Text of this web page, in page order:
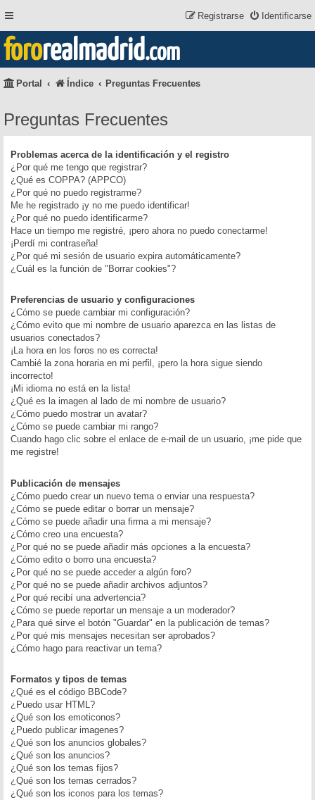
Identificarse
Registrarse
fororealmadrid.com
Portal Índice Preguntas Frecuentes
Preguntas Frecuentes
Problemas acerca de la identificación y el registro
¿Por qué me tengo que registrar?
¿Qué es COPPA? (APPCO)
¿Por qué no puedo registrarme?
Me he registrado ¡y no me puedo identificar!
¿Por qué no puedo identificarme?
Hace un tiempo me registré, ¡pero ahora no puedo conectarme!
¡Perdí mi contraseña!
¿Por qué mi sesión de usuario expira automáticamente?
¿Cuál es la función de "Borrar cookies"?
Preferencias de usuario y configuraciones
¿Cómo se puede cambiar mi configuración?
¿Cómo evito que mi nombre de usuario aparezca en las listas de
usuarios conectados?
¡La hora en los foros no es correcta!
Cambié la zona horaria en mi perfil, ¡pero la hora sigue siendo
incorrecto!
¡Mi idioma no está en la lista!
¿Qué es la imagen al lado de mi nombre de usuario?
¿Cómo puedo mostrar un avatar?
¿Cómo se puede cambiar mi rango?
Cuando hago clic sobre el enlace de e-mail de un usuario, ¡me pide que
me registre!
Publicación de mensajes
¿Cómo puedo crear un nuevo tema o enviar una respuesta?
¿Cómo se puede editar o borrar un mensaje?
¿Cómo se puede añadir una firma a mi mensaje?
¿Cómo creo una encuesta?
¿Por qué no se puede añadir más opciones a la encuesta?
¿Cómo edito o borro una encuesta?
¿Por qué no se puede acceder a algún foro?
¿Por qué no se puede añadir archivos adjuntos?
¿Por qué recibí una advertencia?
¿Cómo se puede reportar un mensaje a un moderador?
¿Para qué sirve el botón "Guardar" en la publicación de temas?
¿Por qué mis mensajes necesitan ser aprobados?
¿Cómo hago para reactivar un tema?
Formatos y tipos de temas
¿Qué es el código BBCode?
¿Puedo usar HTML?
¿Qué son los emoticonos?
¿Puedo publicar imagenes?
¿Qué son los anuncios globales?
¿Qué son los anuncios?
¿Qué son los temas fijos?
¿Qué son los temas cerrados?
¿Qué son los iconos para los temas?